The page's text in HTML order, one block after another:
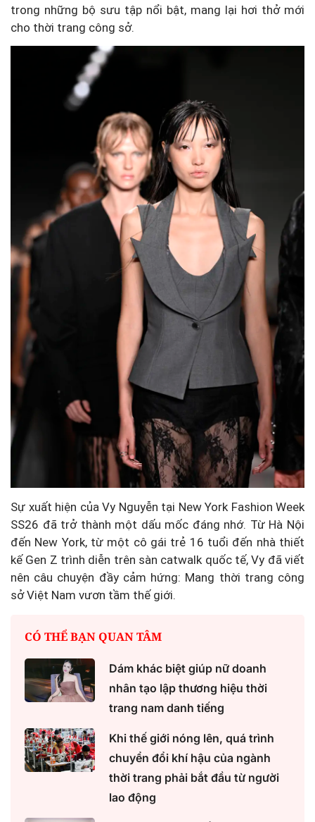
trong những bộ sưu tập nổi bật, mang lại hơi thở mới
cho thời trang công sở.
Sự xuất hiện của Vy Nguyễn tại New York Fashion Week
SS26 đã trở thành một dấu mốc đáng nhớ. Từ Hà Nội
đến New York, từ một cô gái trẻ 16 tuổi đến nhà thiết
kế Gen Z trình diễn trên sàn catwalk quốc tế, Vy đã viết
nên câu chuyện đầy cảm hứng: Mang thời trang công
sở Việt Nam vươn tầm thế giới.
CÓ THỂ BẠN QUAN TÂM
Dám khác biệt giúp nữ doanh
nhân tạo lập thương hiệu thời
trang nam danh tiếng
Khi thế giới nóng lên, quá trình
chuyển đổi khí hậu của ngành
thời trang phải bắt đầu từ người
lao động